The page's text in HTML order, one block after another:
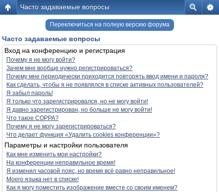
Часто задаваемые вопросы
Переключиться на полную версию форума
Часто задаваемые вопросы
Вход на конференцию и регистрация
Почему я не могу войти?
Зачем мне вообще нужно регистрироваться?
Почему мне периодически приходится повторять ввод имени и пароля?
Как сделать, чтобы я не появлялся в списке активных пользователей?
Я забыл пароль!
Я только что зарегистрировался, но не могу войти!
Я давно зарегистрирован, но больше не могу войти!
Что такое COPPA?
Почему я не могу зарегистрироваться?
Что делает функция «Удалить cookies конференции»?
Параметры и настройки пользователя
Как мне изменить мои настройки?
На конференции неправильное время!
Я изменил часовой пояс, но время всё равно неправильное!
Моего языка нет в списке!
Как я могу поместить изображение вместе со своим именем?